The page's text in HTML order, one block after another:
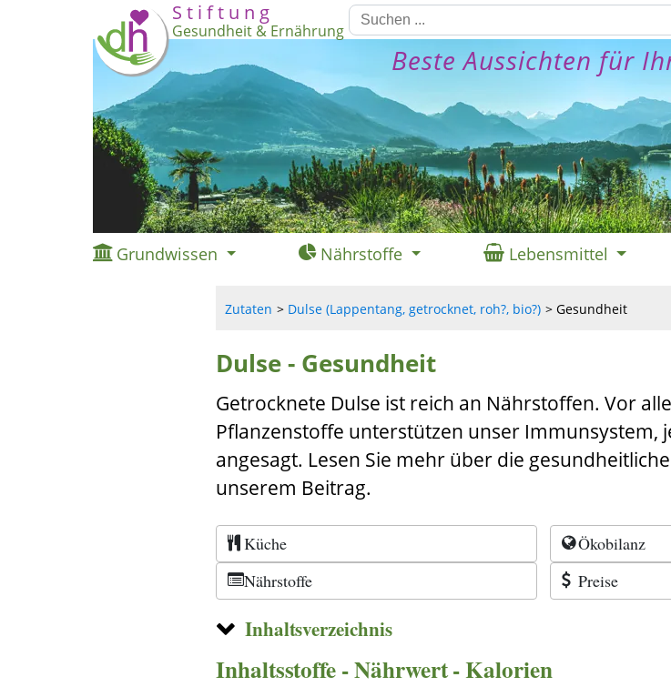
S t i f t u n g
Gesundheit & Ernährung
Beste Aussichten für
Grundwissen Nährstoffe Lebensmittel
Zutaten Dulse (Lappentang, getrocknet, roh?, bio?) Gesundheit
Dulse - Gesundheit
Getrocknete Dulse ist reich an Nährstoffen. Vor
Pflanzenstoffe unterstützen unser Immunsystem,
angesagt. Lesen Sie mehr über die
unserem Beitrag.
Küche
Ökobilanz
Nährstoffe
Preise
Inhaltsverzeichnis
Inhaltsstoffe - Nährwert - Kalorien